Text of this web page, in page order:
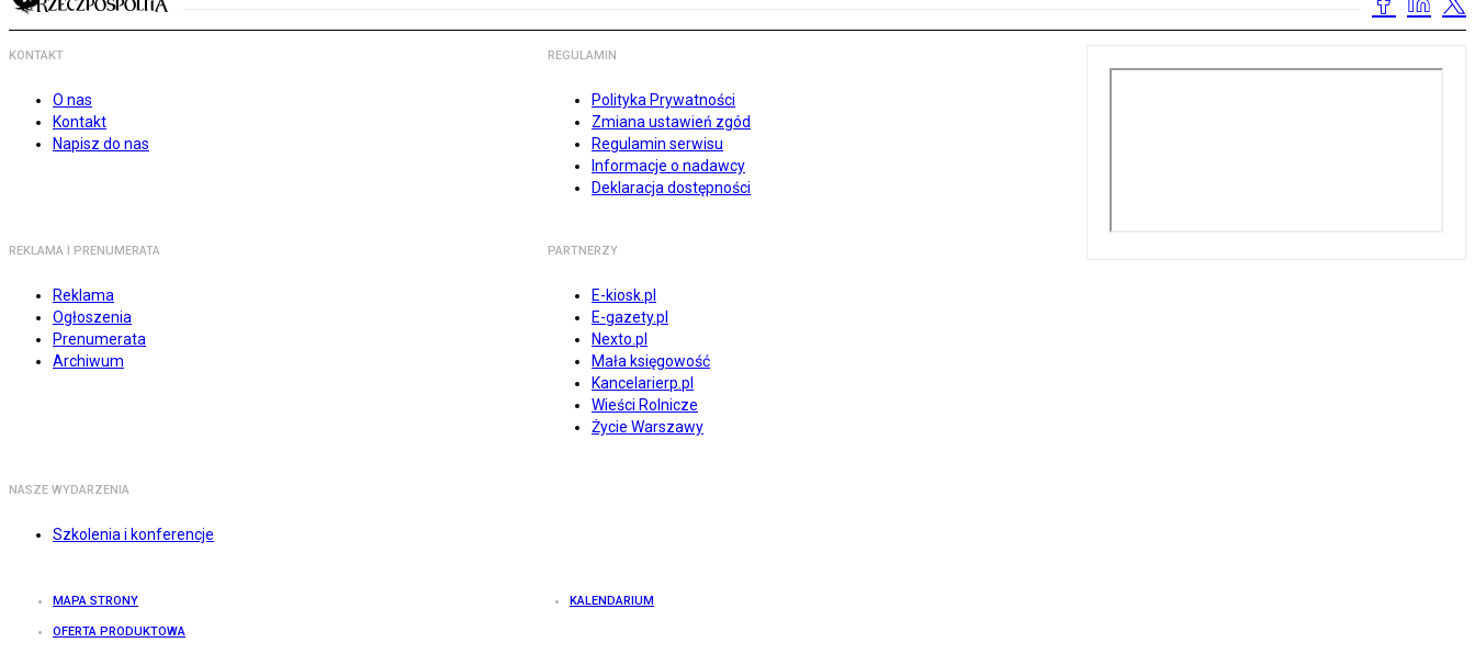
KONTAKT
O nas
Kontakt
Napisz do nas
REGULAMIN
Polityka Prywatności
Zmiana ustawień zgód
Regulamin serwisu
Informacje o nadawcy
Deklaracja dostępności
REKLAMA I PRENUMERATA
Reklama
Ogłoszenia
Prenumerata
Archiwum
PARTNERZY
E-kiosk.pl
E-gazety.pl
Nexto.pl
Mała księgowość
Kancelarierp.pl
Wieści Rolnicze
Życie Warszawy
NASZE WYDARZENIA
Szkolenia i konferencje
MAPA STRONY KALENDARIUM
OFERTA PRODUKTOWA